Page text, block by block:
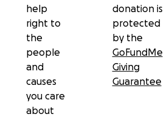
help
right to
the
people
and
causes
you care
about
donation is
protected
by the
GoFundMe
Giving
Guarantee